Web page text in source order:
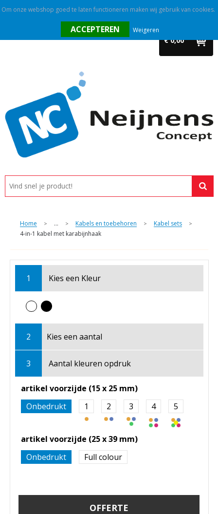
€ 0,00
Promotietextiel
Tassen
Alle categorieën
Custom made
Home > ... > Kabels en toebehoren > Kabel sets >
4-in-1 kabel met karabijnhaak
1 Kies een Kleur
2 Kies een aantal
3 Aantal kleuren opdruk
artikel voorzijde (15 x 25 mm)
Onbedrukt
1 2 3 4 5
artikel voorzijde (25 x 39 mm)
Onbedrukt
Full colour
OFFERTE
Om onze webshop goed te laten functioneren maken wij gebruik van cookies.
Weigeren